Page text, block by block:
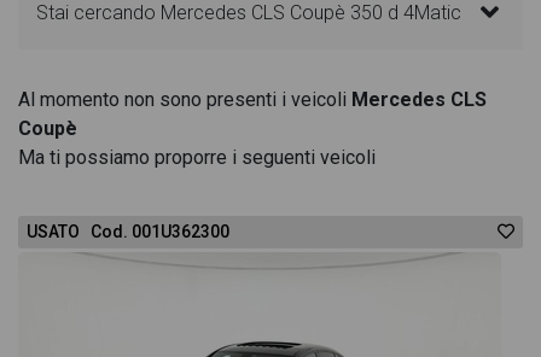
Stai cercando Mercedes CLS Coupè 350 d 4Matic
offerte per acquistare un veicolo Mercedes usato.
aggiornate in modo da aiutarti a scegliere quella più
Al momento non sono presenti i veicoli Mercedes CLS
Coupè
Ma ti possiamo proporre i seguenti veicoli
USATO Cod. 001U362300